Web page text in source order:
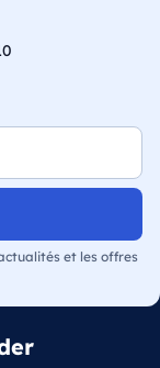
et les offres